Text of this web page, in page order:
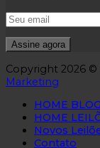
Copyright 2026 ©
Marketing
HOME BLOG
HOME
Novos
Contato